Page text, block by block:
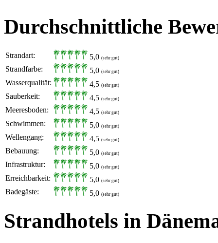
Durchschnittliche
Strandart: 5,0 (sehr gut)
Strandfarbe: 5,0 (sehr gut)
Wasserqualität: 4,5 (sehr gut)
Sauberkeit: 4,5 (sehr gut)
Meeresboden: 4,5 (sehr gut)
Schwimmen: 5,0 (sehr gut)
Wellengang: 4,5 (sehr gut)
Bebauung: 5,0 (sehr gut)
Infrastruktur: 5,0 (sehr gut)
Erreichbarkeit: 5,0 (sehr gut)
Badegäste: 5,0 (sehr gut)
Strandhotels in